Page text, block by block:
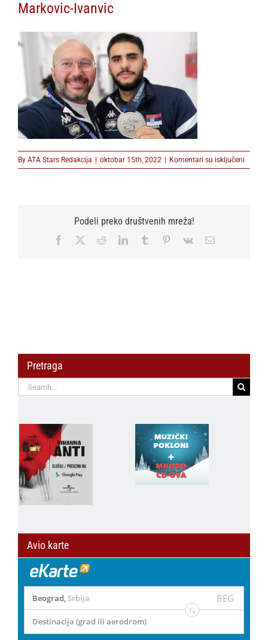
Markovic-Ivanvic
By ATA Stars Redakcija | oktobar 15th, 2022 | Komentari su isključeni
Podeli preko društvenih mreža!
Facebook RedditLinkedInTumblr Pinterest
Vk Email
Pretraga
Search
for:
Avio karte
Beograd, Srbija BEG
Destinacija (grad ili aerodrom)